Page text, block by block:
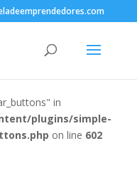
in
plugins/simple-
on line 602